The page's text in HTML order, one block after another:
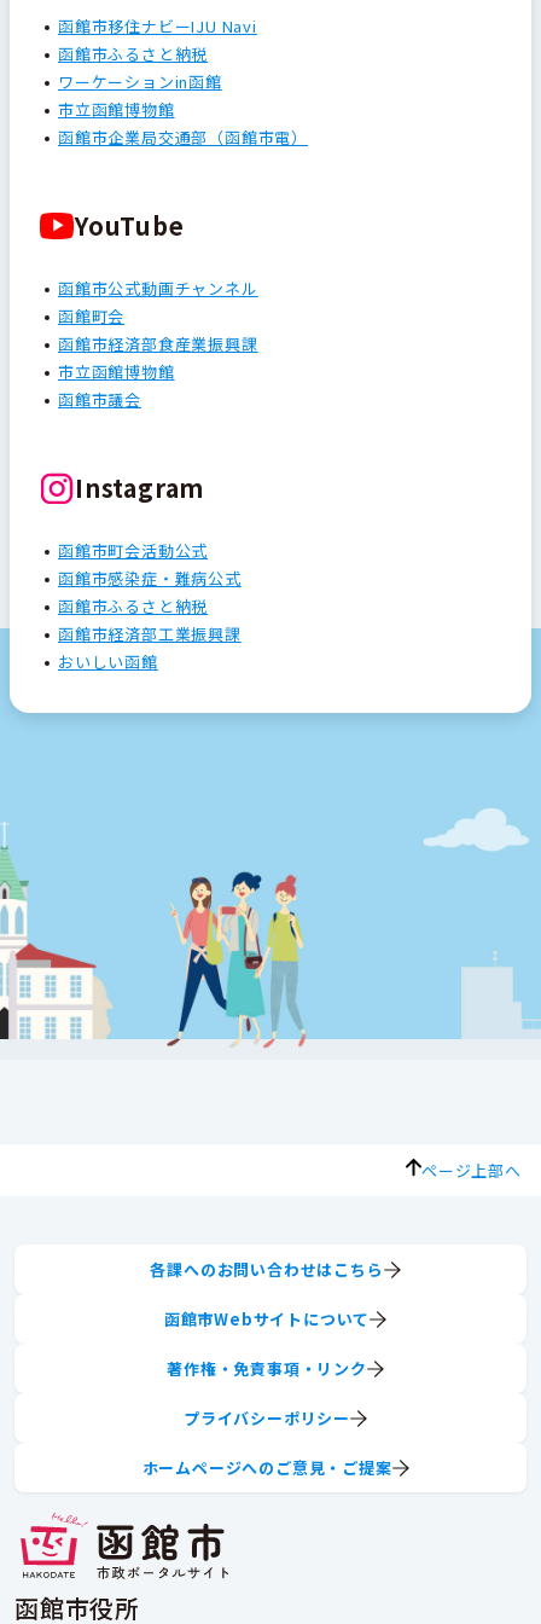
函館市移住ナビーIJU Navi
函館市ふるさと納税
ワーケーションin函館
市立函館博物館
函館市企業局交通部（函館市電）
YouTube
函館市公式動画チャンネル
函館町会
函館市経済部食産業振興課
市立函館博物館
函館市議会
Instagram
函館市町会活動公式
函館市感染症・難病公式
函館市ふるさと納税
函館市経済部工業振興課
おいしい函館
ページ上部へ
函館市役所
各課へのお問い合わせはこちら
函館市Webサイトについて
著作権・免責事項・リンク
プライバシーポリシー
ホームページへのご意見・ご提案